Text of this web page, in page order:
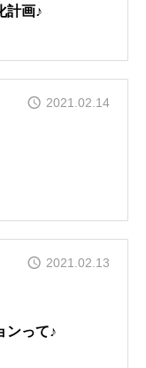
一のブログ
計画♪
2021.02.14
2021.02.13
ンって♪